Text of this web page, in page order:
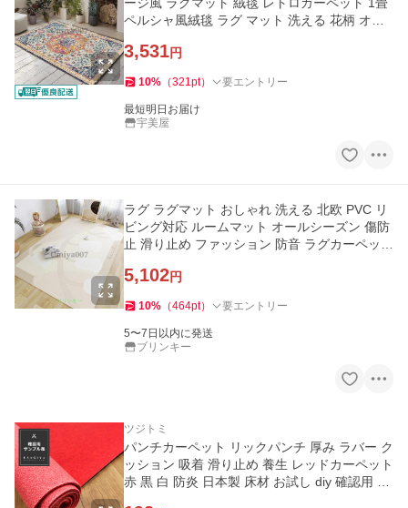
ペルシャ風絨毯 ラグ マット 洗える 花柄 オー
3,531円
10% （321pt） 要エントリー
最短明日お届け
宇美屋
ラグ ラグマット おしゃれ 洗える 北欧 PVC リ
ビング対応 ルームマット オールシーズン 傷防
止 滑り止め ファッション 防音 ラグカーペット
5,102円
10% （464pt） 要エントリー
5〜7日以内に発送
ブリンキー
ツジトミ
パンチカーペット リックパンチ 厚み ラバー ク
ッション 吸着 滑り止め 養生 レッドカーペット
赤 黒 白 防炎 日本製 床材 お試し diy 確認用 サ